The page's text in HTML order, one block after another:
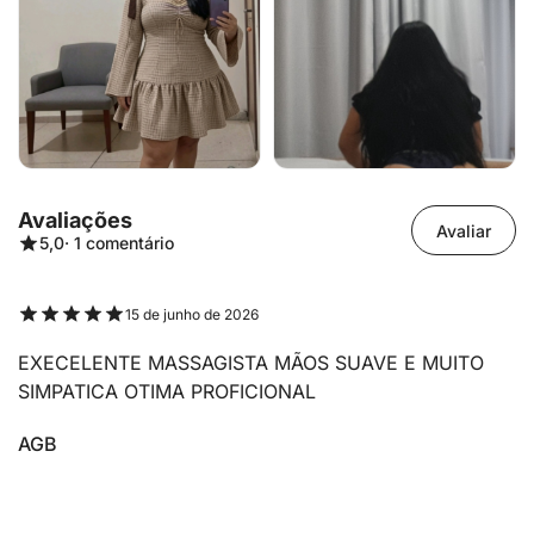
Avaliações
5,0· 1 comentário
Avaliar
15 de junho de 2026
EXECELENTE MASSAGISTA MÃOS SUAVE E MUITO
SIMPATICA OTIMA PROFICIONAL
AGB